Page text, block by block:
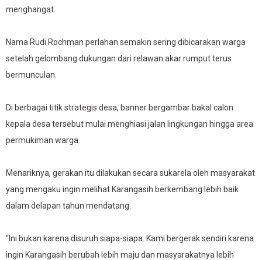
menghangat.
Nama Rudi Rochman perlahan semakin sering dibicarakan warga
setelah gelombang dukungan dari relawan akar rumput terus
bermunculan.
Di berbagai titik strategis desa, banner bergambar bakal calon
kepala desa tersebut mulai menghiasi jalan lingkungan hingga area
permukiman warga.
Menariknya, gerakan itu dilakukan secara sukarela oleh masyarakat
yang mengaku ingin melihat Karangasih berkembang lebih baik
dalam delapan tahun mendatang.
“Ini bukan karena disuruh siapa-siapa. Kami bergerak sendiri karena
ingin Karangasih berubah lebih maju dan masyarakatnya lebih